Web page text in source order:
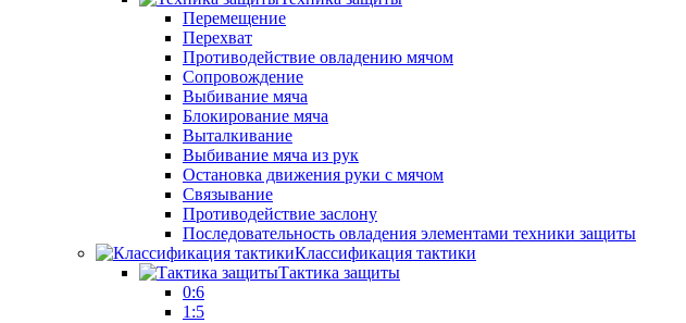
Перемещение
Перехват
Противодействие овладению мячом
Сопровождение
Выбивание мяча
Блокирование мяча
Выталкивание
Выбивание мяча из рук
Остановка движения руки с мячом
Связывание
Противодействие заслону
Последовательность овладения элементами техники защиты
Классификация тактики
Тактика защиты
0:6
1:5